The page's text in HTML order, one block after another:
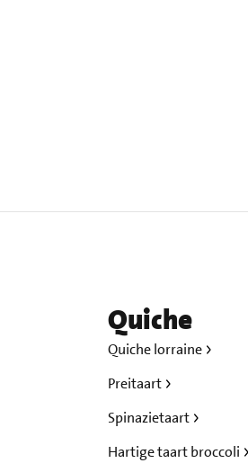
Quiche
Quiche lorraine
Preitaart
Spinazietaart
Hartige taart broccoli